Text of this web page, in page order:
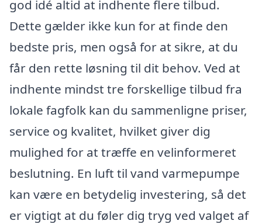
god idé altid at indhente flere tilbud.
Dette gælder ikke kun for at finde den
bedste pris, men også for at sikre, at du
får den rette løsning til dit behov. Ved at
indhente mindst tre forskellige tilbud fra
lokale fagfolk kan du sammenligne priser,
service og kvalitet, hvilket giver dig
mulighed for at træffe en velinformeret
beslutning. En luft til vand varmepumpe
kan være en betydelig investering, så det
er vigtigt at du føler dig tryg ved valget af